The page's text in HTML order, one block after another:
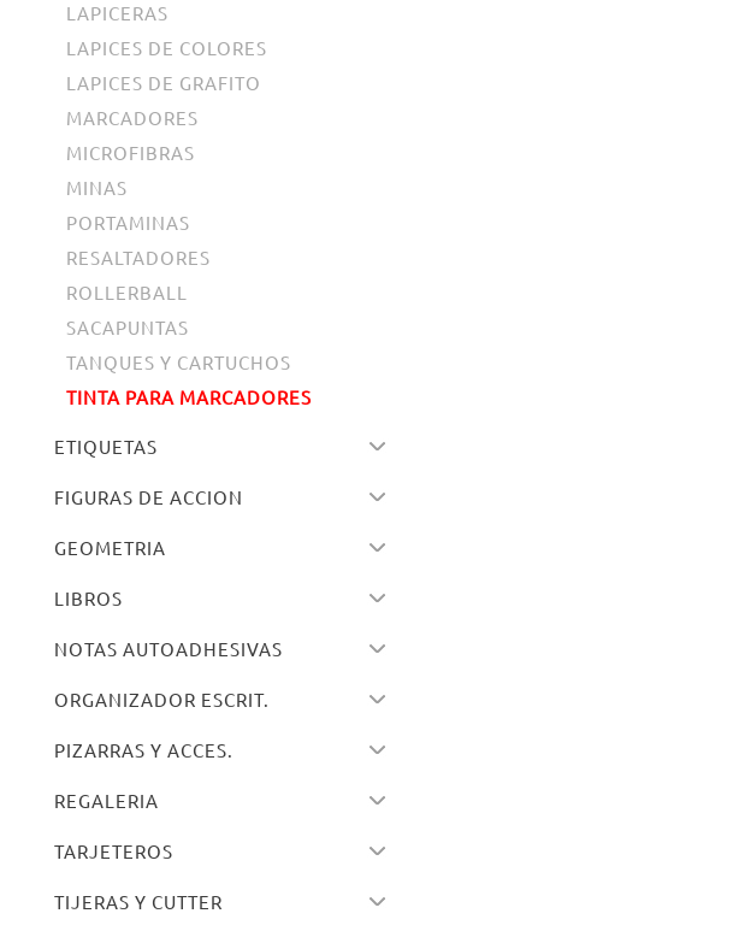
LAPICERAS
LAPICES DE COLORES
LAPICES DE GRAFITO
MARCADORES
MICROFIBRAS
MINAS
PORTAMINAS
RESALTADORES
ROLLERBALL
SACAPUNTAS
TANQUES Y CARTUCHOS
TINTA PARA MARCADORES
ETIQUETAS
FIGURAS DE ACCION
GEOMETRIA
LIBROS
NOTAS AUTOADHESIVAS
ORGANIZADOR ESCRIT.
PIZARRAS Y ACCES.
REGALERIA
TARJETEROS
TIJERAS Y CUTTER